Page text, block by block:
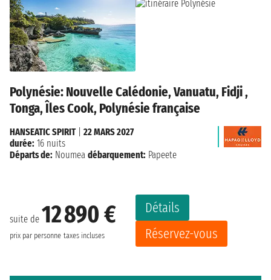
Polynésie: Nouvelle Calédonie, Vanuatu, Fidji ,
Tonga, Îles Cook, Polynésie française
suite de 12 890 €
prix par personne taxes incluses
Détails
Réservez-vous
HANSEATIC SPIRIT| 22 MARS 2027
durée: 16 nuits
Départs de: Noumea débarquement: Papeete